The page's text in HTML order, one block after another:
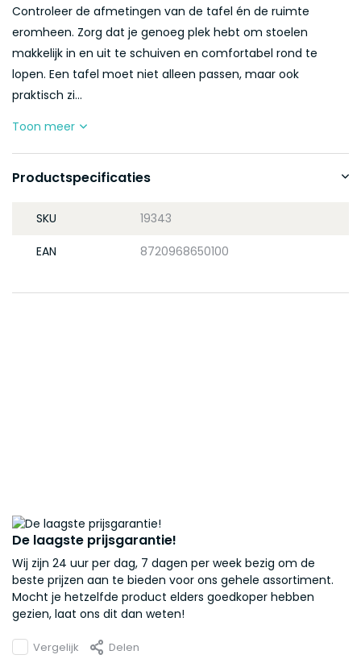
Controleer de afmetingen van de tafel én de ruimte
eromheen. Zorg dat je genoeg plek hebt om stoelen
makkelijk in en uit te schuiven en comfortabel rond te
lopen. Een tafel moet niet alleen passen, maar ook
praktisch zi...
Toon meer
Productspecificaties
SKU 19343
EAN 8720968650100
De laagste prijsgarantie!
Wij zijn 24 uur per dag, 7 dagen per week bezig om de
beste prijzen aan te bieden voor ons gehele assortiment.
Mocht je hetzelfde product elders goedkoper hebben
gezien, laat ons dit dan weten!
Vergelijk Delen